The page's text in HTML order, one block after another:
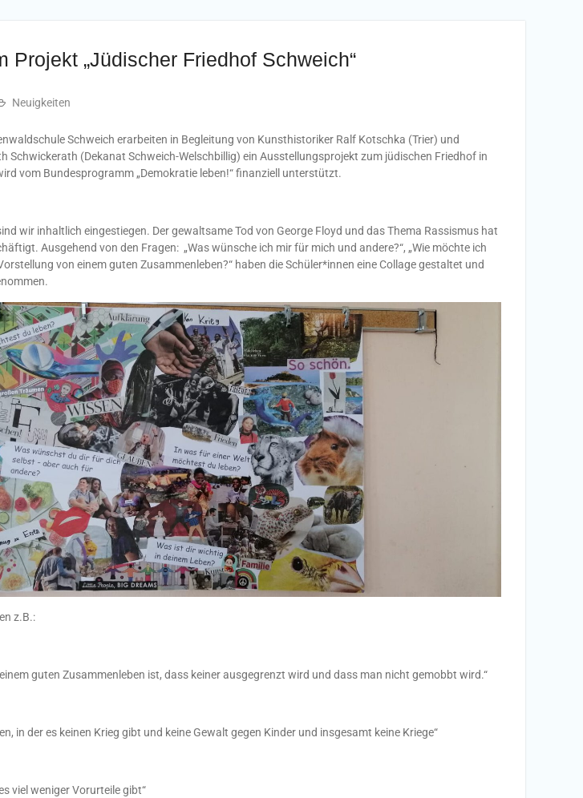
Projekt „Jüdischer Friedhof Schweich“
Neuigkeiten
Schweich erarbeiten in Begleitung von Kunsthistoriker Ralf Kotschka (Trier) und
Schwickerath (Dekanat Schweich-Welschbillig) ein Ausstellungsprojekt zum jüdischen Friedhof in
vom Bundesprogramm „Demokratie leben!“ finanziell unterstützt.
wir inhaltlich eingestiegen. Der gewaltsame Tod von George Floyd und das Thema Rassismus hat
Ausgehend von den Fragen: „Was wünsche ich mir für mich und andere?“, „Wie möchte ich
Vorstellung von einem guten Zusammenleben?“ haben die Schüler*innen eine Collage gestaltet und
z.B.:
guten Zusammenleben ist, dass keiner ausgegrenzt wird und dass man nicht gemobbt wird.“
in der es keinen Krieg gibt und keine Gewalt gegen Kinder und insgesamt keine Kriege“
viel weniger Vorurteile gibt“